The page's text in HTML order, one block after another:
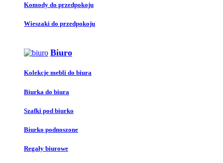
Komody do przedpokoju
Wieszaki do przedpokoju
Biuro
Kolekcje mebli do biura
Biurka do biura
Szafki pod biurko
Biurko podnoszone
Regały biurowe